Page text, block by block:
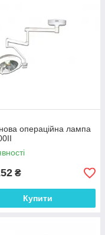
операційна лампа
₴
Купити